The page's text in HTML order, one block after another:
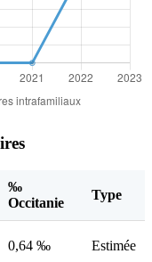
‰
Occitanie
Type
0,64 ‰ Estimée